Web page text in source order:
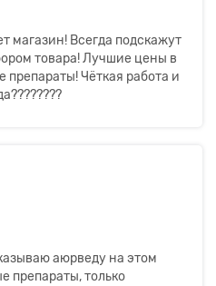
магазин! Всегда подскажут
товара! Лучшие цены в
Чёткая работа и
аюрведу на этом
препараты, только